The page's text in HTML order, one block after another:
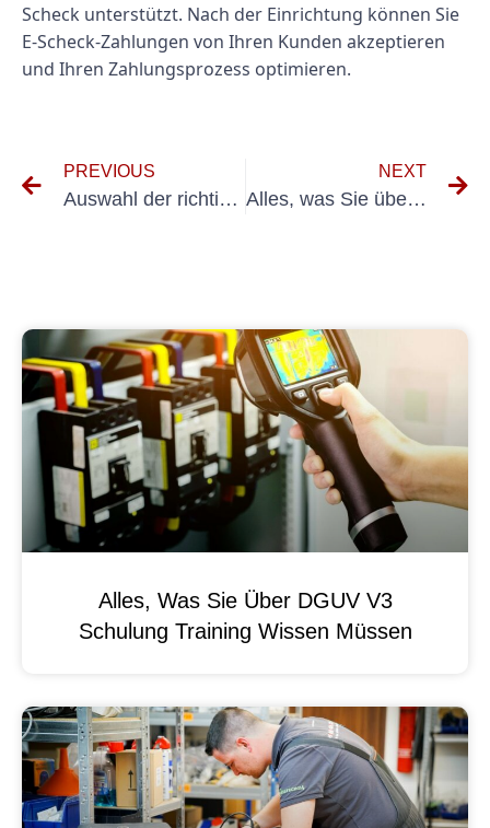
Scheck unterstützt. Nach der Einrichtung können Sie
E-Scheck-Zahlungen von Ihren Kunden akzeptieren
und Ihren Zahlungsprozess optimieren.
PREVIOUS
Auswahl der richtigen BG UVV-Fahrzeuge für Ihren Fuhrpark
NEXT
Alles, was Sie über die UVV-Prüfung in Gronau (Westf.) wissen müssen
Alles, Was Sie Über DGUV V3
Schulung Training Wissen Müssen